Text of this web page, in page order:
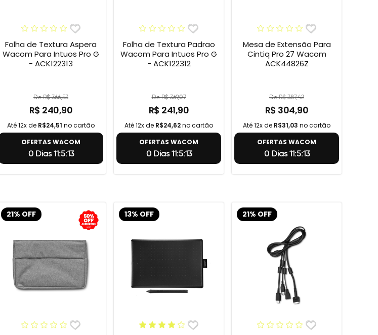
Folha de Textura Aspera
Wacom Para Intuos Pro G
- ACK122313
De R$ 366,53
R$ 240,90
Até 12x de R$24,51 no cartão
OFERTAS WACOM
0 Dias 11:5:12
Folha de Textura Padrao
Wacom Para Intuos Pro G
- ACK122312
De R$ 369,07
R$ 241,90
Até 12x de R$24,62no cartão
OFERTAS WACOM
0 Dias 11:5:12
Mesa de Extensão Para
Cintiq Pro 27 Wacom
ACK44826Z
De R$ 387,42
R$ 304,90
Até 12x de R$31,03 no cartão
OFERTAS WACOM
0 Dias 11:5:12
21% OFF 13% OFF 21% OFF